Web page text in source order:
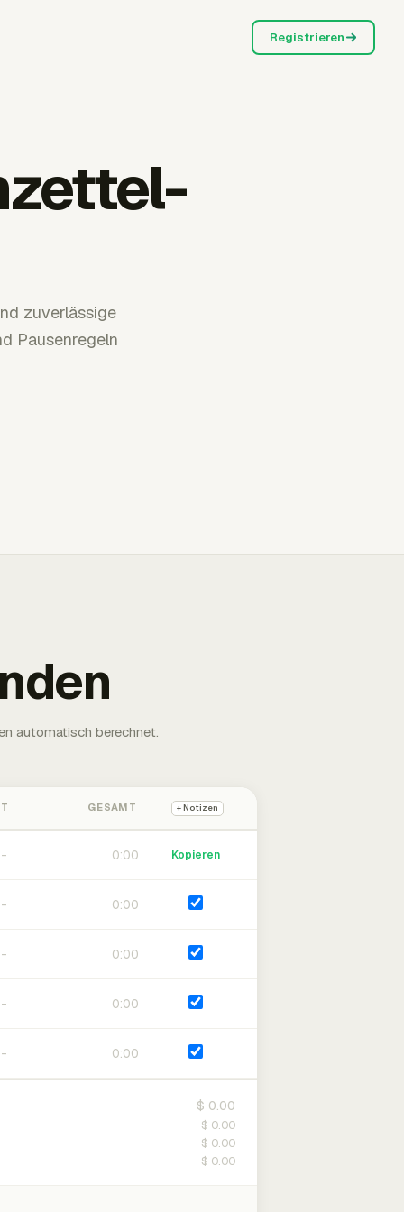
Registrieren
zuverlässige
Pausenregeln
automatisch berechnet.
GESAMT + Notizen
0:00 Kopieren
0:00
0:00
0:00
0:00
$ 0.00
$ 0.00
$ 0.00
$ 0.00